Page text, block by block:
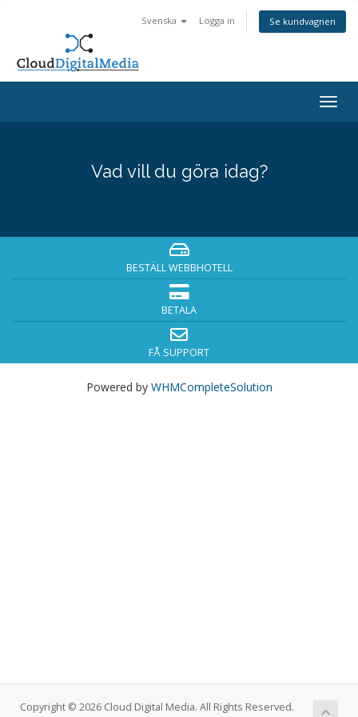
Svenska Logga in Se kundvagnen
Vad vill du göra idag?
BESTÄLL WEBBHOTELL
BETALA
FÅ SUPPORT
Powered by WHMCompleteSolution
Copyright © 2026 Cloud Digital Media. All Rights Reserved.